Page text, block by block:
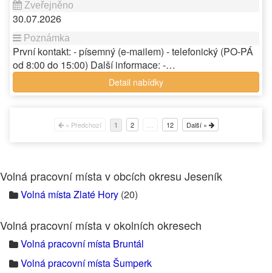
30.07.2026
První kontakt: - písemný (e-mailem) - telefonický (PO-PÁ
od 8:00 do 15:00) Další informace: -…
Detail nabídky
« Předchozí 1 2 12 Další »
Volná pracovní místa v obcích okresu Jeseník
Volná místa Zlaté Hory (20)
Volná pracovní místa v okolních okresech
Volná pracovní místa Bruntál
Volná pracovní místa Šumperk